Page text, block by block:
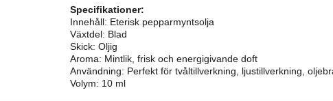
Specifikationer:
Innehåll: Eterisk pepparmyntsolja
Växtdel: Blad
Skick: Oljig
Aroma: Mintlik, frisk och energigivande doft
Användning: Perfekt för tvåltillverkning, ljustillverkning,
Volym: 10 ml